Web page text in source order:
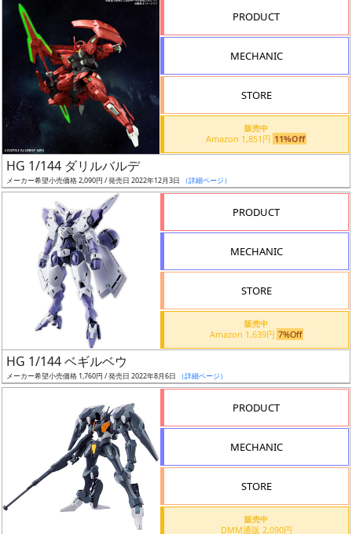
状
況
売
抽
選
活
PRODUCT
MECHANIC
STORE
販売中
Amazon 1,851円 11%Off
HG 1/144 ダリルバルデ
メーカー希望小売価格 2,090円 / 発売日 2022年12月3日 （詳細ページ）
PRODUCT
MECHANIC
STORE
販売中
Amazon 1,639円 7%Off
HG 1/144 ベギルベウ
メーカー希望小売価格 1,760円 / 発売日 2022年8月6日 （詳細ページ）
PRODUCT
MECHANIC
STORE
販売中
DMM通販 2,090円